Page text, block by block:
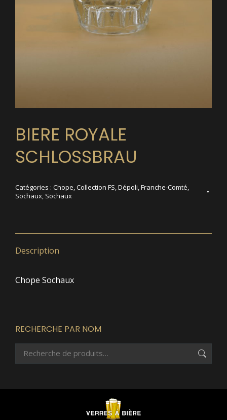
BIERE ROYALE
SCHLOSSBRAU
Catégories : Chope,Collection FS,Dépoli,Franche-Comté,
Sochaux, Sochaux
Description
Chope Sochaux
RECHERCHE PAR NOM